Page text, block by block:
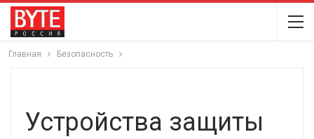
Главная Безопасность
Устройства защиты